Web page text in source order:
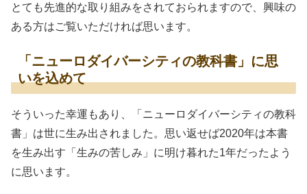
とても先進的な取り組みをされておられますので、興味の
ある方はご覧いただければ思います。
「ニューロダイバーシティの教科書」に思
いを込めて
そういった幸運もあり、「ニューロダイバーシティの教科
書」は世に生み出されました。思い返せば2020年は本書
を生み出す「生みの苦しみ」に明け暮れた1年だったよう
に思います。